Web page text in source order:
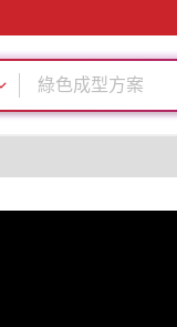
碳纖維復合材料
綠色成型方案
再生料加工
單一材料